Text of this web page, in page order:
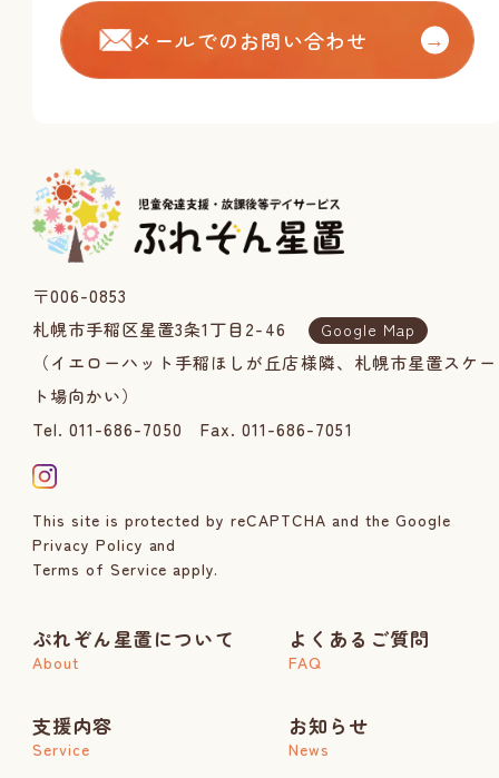
メールでのお問い合わせ →
〒006-0853
札幌市手稲区星置3条1丁目2-46
Google Map
（イエローハット手稲ほしが丘店様隣、札幌市星置スケー
ト場向かい）
Tel. 011-686-7050 Fax. 011-686-7051
This site is protected by reCAPTCHA and the Google
Privacy Policy and
Terms of Service apply.
ぷれぞん星置について
About
よくあるご質問
FAQ
支援内容
Service
お知らせ
News